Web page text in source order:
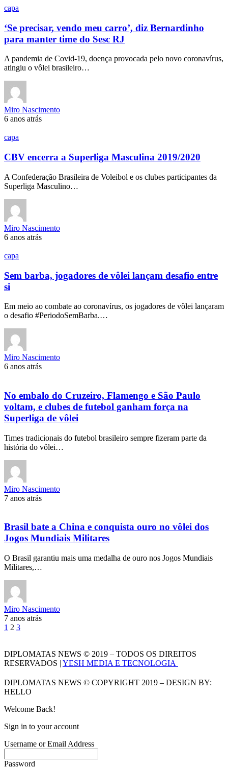
capa
‘Se precisar, vendo meu carro’, diz Bernardinho
para manter time do Sesc RJ
A pandemia de Covid-19, doença provocada pelo novo coronavírus,
atingiu o vôlei brasileiro…
Miro Nascimento
6 anos atrás
capa
CBV encerra a Superliga Masculina 2019/2020
A Confederação Brasileira de Voleibol e os clubes participantes da
Superliga Masculino…
Miro Nascimento
6 anos atrás
capa
Sem barba, jogadores de vôlei lançam desafio entre
si
Em meio ao combate ao coronavírus, os jogadores de vôlei lançaram
o desafio #PeriodoSemBarba.…
Miro Nascimento
6 anos atrás
No embalo do Cruzeiro, Flamengo e São Paulo
voltam, e clubes de futebol ganham força na
Superliga de vôlei
Times tradicionais do futebol brasileiro sempre fizeram parte da
história do vôlei…
Miro Nascimento
7 anos atrás
Brasil bate a China e conquista ouro no vôlei dos
Jogos Mundiais Militares
O Brasil garantiu mais uma medalha de ouro nos Jogos Mundiais
Militares,…
Miro Nascimento
7 anos atrás
1 2 3
DIPLOMATAS NEWS © 2019 – TODOS OS DIREITOS
RESERVADOS | YESH MEDIA E TECNOLOGIA
DIPLOMATAS NEWS © COPYRIGHT 2019 – DESIGN BY:
HELLO
Welcome Back!
Sign in to your account
Username or Email Address
Password